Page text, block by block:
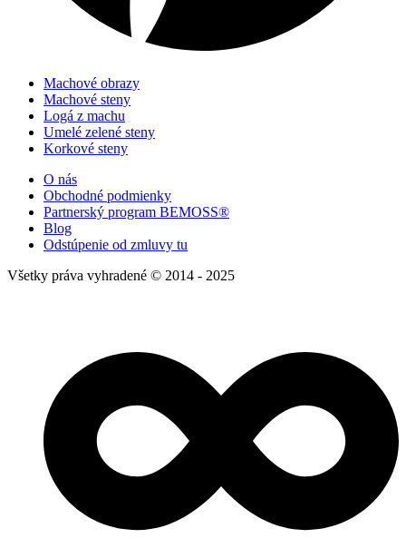
Machové obrazy
Machové steny
Logá z machu
Umelé zelené steny
Korkové steny
O nás
Obchodné podmienky
Partnerský program BEMOSS®
Blog
Odstúpenie od zmluvy tu
Všetky práva vyhradené © 2014 - 2025